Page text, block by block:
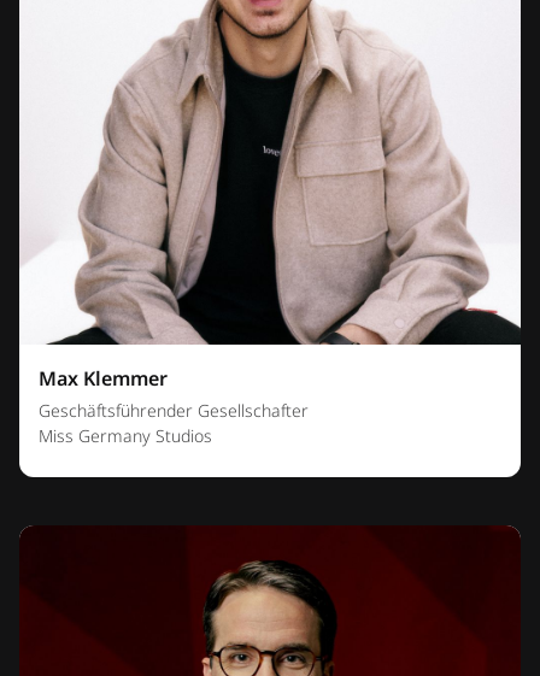
Max Klemmer
Geschäftsführender Gesellschafter
Miss Germany Studios